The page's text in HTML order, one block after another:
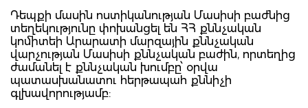
Դեպքի մասին ոստիկանության Մասիսի բաժնից
տեղեկությունը փոխանցել են ՀՀ քննչական
կոմիտեի Արարատի մարզային քննչական
վարչության Մասիսի քննչական բաժին, որտեղից
ժամանել է քննչական խումբը՝ օրվա
պատասխանատու հերթապահ քննիչի
գլխավորությամբ: